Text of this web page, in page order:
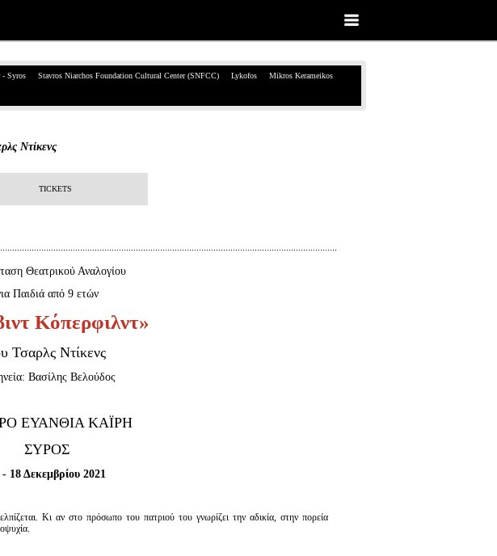
- Syros Stavros Niarchos Foundation Cultural Center (SNFCC) Lykofos Mikros Kerameikos
Ντίκενς
TICKETS
Θεατρικού Αναλογίου
Παιδιά από 9 ετών
Κόπερφιλντ»
Τσαρλς Ντίκενς
Βασίλης Βελούδος
ΕΥΑΝΘΙΑ ΚΑΪΡΗ
ΣΥΡΟΣ
- 18 Δεκεμβρίου 2021
Κι αν στο πρόσωπο του πατριού του γνωρίζει την αδικία, στην πορεία